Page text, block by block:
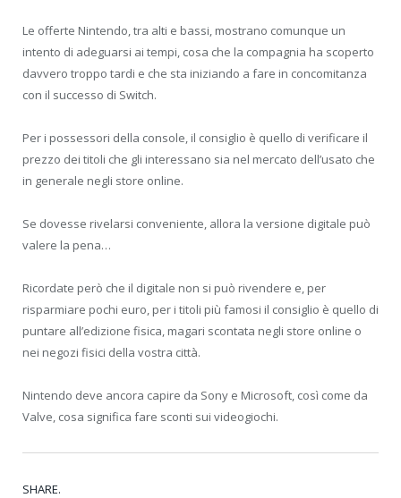
Le offerte Nintendo, tra alti e bassi, mostrano comunque un
intento di adeguarsi ai tempi, cosa che la compagnia ha scoperto
davvero troppo tardi e che sta iniziando a fare in concomitanza
con il successo di Switch.
Per i possessori della console, il consiglio è quello di verificare il
prezzo dei titoli che gli interessano sia nel mercato dell’usato che
in generale negli store online.
Se dovesse rivelarsi conveniente, allora la versione digitale può
valere la pena…
Ricordate però che il digitale non si può rivendere e, per
risparmiare pochi euro, per i titoli più famosi il consiglio è quello di
puntare all’edizione fisica, magari scontata negli store online o
nei negozi fisici della vostra città.
Nintendo deve ancora capire da Sony e Microsoft, così come da
Valve, cosa significa fare sconti sui videogiochi.
SHARE.